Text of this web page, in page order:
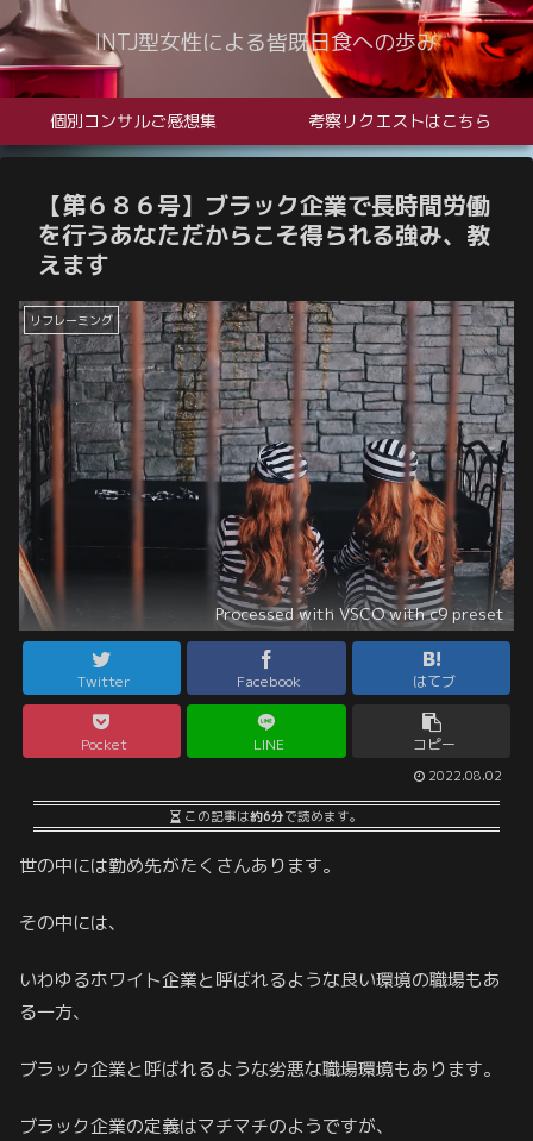
INTJ型女性による皆既日食への歩み
個別コンサルご感想集 考察リクエストはこちら
【第６８６号】ブラック企業で長時間労働
を行うあなただからこそ得られる強み、教
えます
リフレーミング
Processed with VSCO with c9 preset
Twitter Facebook はてブ
Pocket LINE コピー
2022.08.02
この記事は約6分で読めます。
世の中には勤め先がたくさんあります。
その中には、
いわゆるホワイト企業と呼ばれるような良い環境の職場もあ
る一方、
ブラック企業と呼ばれるような劣悪な職場環境もあります。
ブラック企業の定義はマチマチのようですが、